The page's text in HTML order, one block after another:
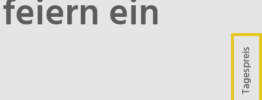
Tagespreis
ein